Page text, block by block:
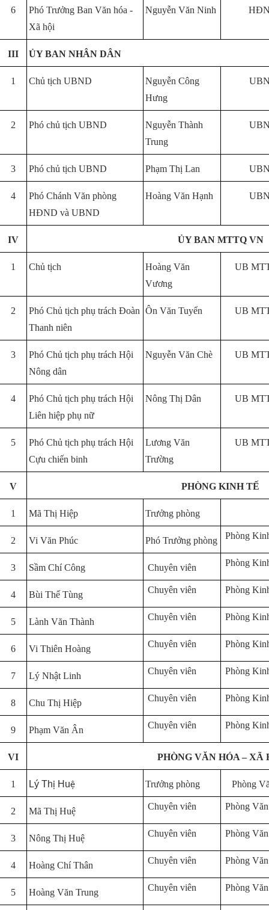
6
Phó Trưởng Ban Văn hóa -
Xã hội
Nguyễn Văn Ninh
III ỦY BAN NHÂN DÂN
1 Chủ tịch UBND
Nguyễn Công
Hưng
2 Phó chủ tịch UBND
Nguyễn Thành
Trung
3 Phó chủ tịch UBND Phạm Thị Lan
4
Phó Chánh Văn phòng
HĐND và UBND
Hoàng Văn Hạnh
IV ỦY BAN MTTQ VN
1 Chủ tịch
Hoàng Văn
Vương
UB
2
Phó Chủ tịch phụ trách Đoàn
Thanh niên
Ôn Văn Tuyển UB
3
Phó Chủ tịch phụ trách Hội
Nông dân
Nguyễn Văn Chè UB
4
Phó Chủ tịch phụ trách Hội
Liên hiệp phụ nữ
Nông Thị Dân UB
5
Phó Chủ tịch phụ trách Hội
Cựu chiến binh
Lương Văn
Trường
UB
V PHÒNG KINH TẾ
1 Mã Thị Hiệp Trưởng phòng
2 Vi Văn Phúc Phó Trưởng phòng Phòng
3 Sầm Chí Công Chuyên viên Phòng
4 Bùi Thế Tùng Chuyên viên Phòng
5 Lành Văn Thành Chuyên viên Phòng
6 Vi Thiên Hoàng Chuyên viên Phòng
7 Lý Nhật Linh Chuyên viên Phòng
8 Chu Thị Hiệp Chuyên viên Phòng
9 Phạm Văn Ân Chuyên viên Phòng
VI PHÒNG VĂN HÓA – XÃ
1 Lý Thị Huệ Trưởng phòng Phòng
2 Mã Thị Huệ Chuyên viên Phòng
3 Nông Thị Huệ Chuyên viên Phòng
4 Hoàng Chí Thân Chuyên viên Phòng
5 Hoàng Văn Trung Chuyên viên Phòng